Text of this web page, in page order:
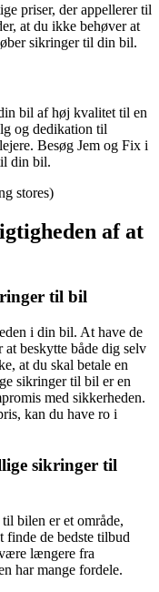
priser, der appellerer til
at du ikke behøver at
sikringer til din bil.
bil af høj kvalitet til en
og dedikation til
Besøg Jem og Fix i
din bil.
stores)
af at
til bil
i din bil. At have de
beskytte både dig selv
at du skal betale en
sikringer til bil er en
med sikkerheden.
kan du have ro i
sikringer til
bilen er et område,
finde de bedste tilbud
længere fra
har mange fordele.